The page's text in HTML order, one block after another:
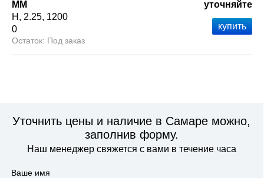
ММ
Н
2.25 1200
0
Под заказ
уточняйте
Уточнить цены и наличие в Самаре можно,
заполнив форму.
Наш менеджер свяжется с вами в течение часа
Ваше имя